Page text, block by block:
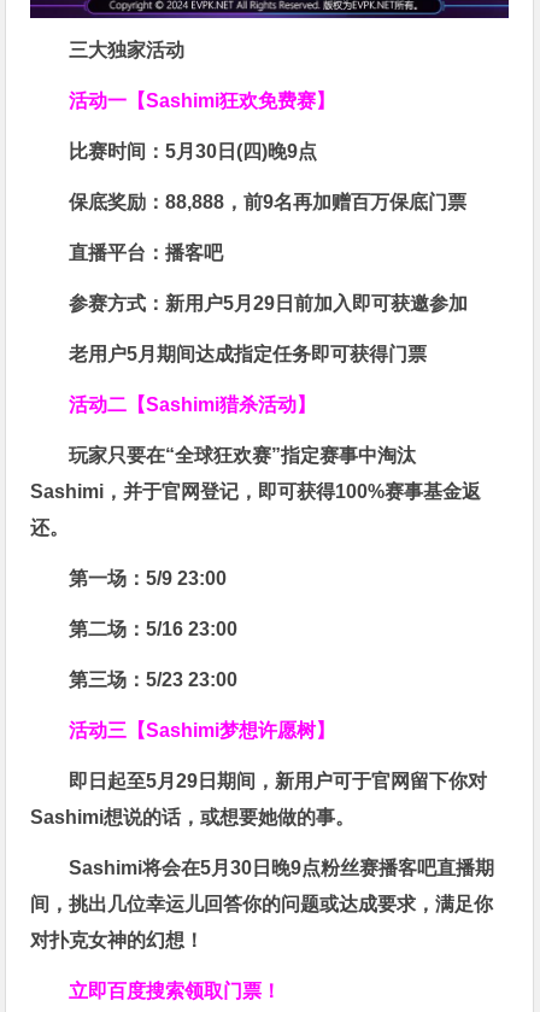
三大独家活动
活动一【Sashimi狂欢免费赛】
比赛时间：5月30日(四)晚9点
保底奖励：88,888 ，前9名再加赠百万保底门票
直播平台：播客吧
参赛方式： 新用户5月29日前加入即可获邀参加
老用户5月期间达成指定任务即可获得门票
活动二【Sashimi猎杀活动】
玩家只要在“全球狂欢赛”指定赛事中淘汰
Sashimi，并于官网登记，即可获得100%赛事基金返
还。
第一场：5/9 23:00
第二场：5/16 23:00
第三场：5/23 23:00
活动三【Sashimi梦想许愿树】
即日起至5月29日期间，新用户可于官网留下你对
Sashimi想说的话，或想要她做的事。
Sashimi将会在5月30日晚9点粉丝赛播客吧直播期
间，挑出几位幸运儿回答你的问题或达成要求，满足你
对扑克女神的幻想 ！
立即百度搜索领取门票！